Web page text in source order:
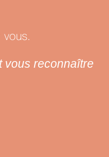
vous reconnaître